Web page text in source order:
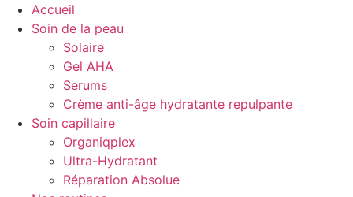
Accueil
Soin de la peau
Solaire
Gel AHA
Serums
Crème anti-âge hydratante repulpante
Soin capillaire
Organiqplex
Ultra-Hydratant
Réparation Absolue